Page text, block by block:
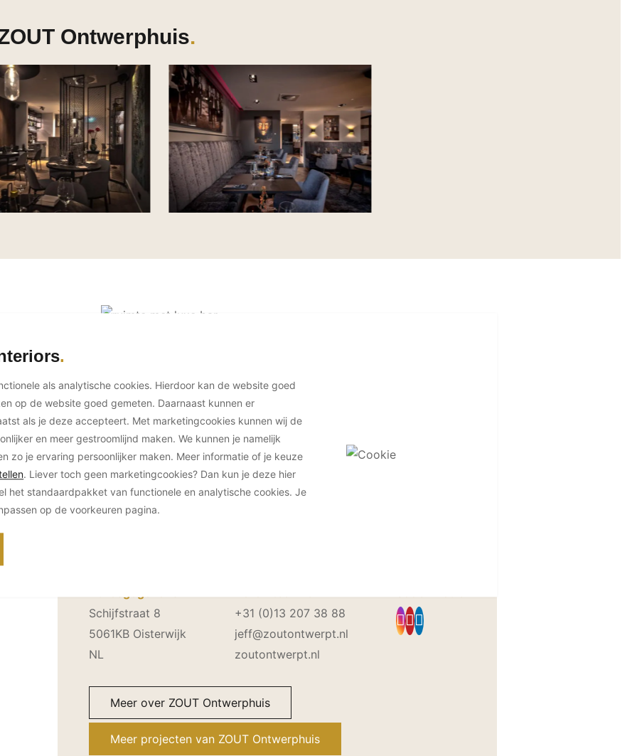
Ontwerphuis
Schijfstraat 8
5061KB Oisterwijk
NL
+31 (0)13 207 38 88
jeff@zoutontwerpt.nl
zoutontwerpt.nl
Meer over ZOUT Ontwerphuis
Meer projecten van ZOUT Ontwerphuis
als analytische cookies. Hierdoor kan de website goed
op de website goed gemeten. Daarnaast kunnen er
als je deze accepteert. Met marketingcookies kunnen wij de
en meer gestroomlijnd maken. We kunnen je namelijk
zo je ervaring persoonlijker maken. Meer informatie of je keuze
. Liever toch geen marketingcookies? Dan kun je deze hier
het standaardpakket van functionele en analytische cookies. Je
op de voorkeuren pagina.